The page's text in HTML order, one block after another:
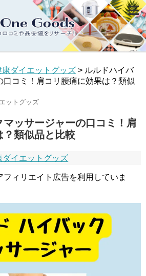
康ダイエットグッズ > ルルドハイバ
口コミ！肩コリ腰痛に効果は？類似
ットグッズ
ッサージャーの口コミ！肩
？類似品と比較
ダイエットグッズ
フィリエイト広告を利用していま